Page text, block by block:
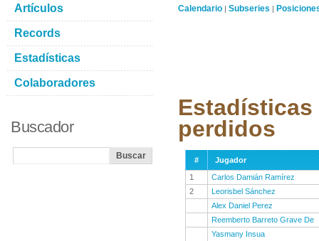
Calendario | Subseries |
perdidos
#
Jugador
1
Carlos Damián Ramírez
2
Leorisbel Sánchez
Alex Daniel Perez
Reemberto Barreto Grave De
Yasmany Insua
Artículos
Records
Estadísticas
Colaboradores
Buscador